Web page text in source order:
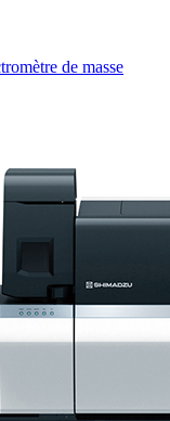
de masse